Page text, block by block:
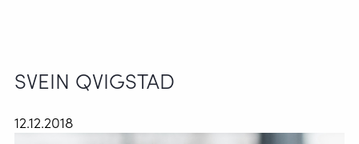
SVEIN QVIGSTAD
12.12.2018